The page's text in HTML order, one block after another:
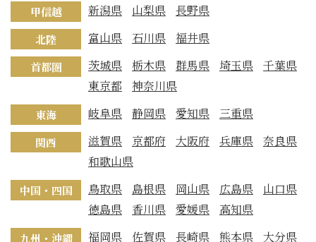
甲信越 新潟県 山梨県 長野県
北陸 富山県 石川県 福井県
首都圏 茨城県 栃木県 群馬県 埼玉県
千葉県
東京都
神奈川県
東海 岐阜県 静岡県 愛知県 三重県
関西 滋賀県 京都府 大阪府 兵庫県
奈良県
和歌山県
中国・四国 鳥取県 島根県 岡山県 広島県
山口県
徳島県
香川県 愛媛県 高知県
九州・沖縄 福岡県 佐賀県 長崎県 熊本県
大分県